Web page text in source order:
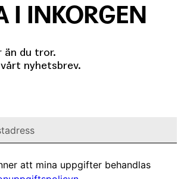
I INKORGEN
än du tror.
nyhetsbrev.
att mina uppgifter behandlas